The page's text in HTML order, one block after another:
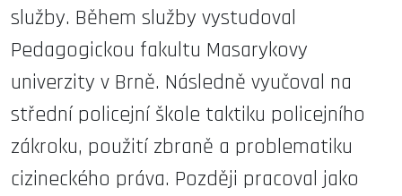
služby. Během služby vystudoval
Pedagogickou fakultu Masarykovy
univerzity v Brně. Následně vyučoval na
střední policejní škole taktiku policejního
zákroku, použití zbraně a problematiku
cizineckého práva. Později pracoval jako